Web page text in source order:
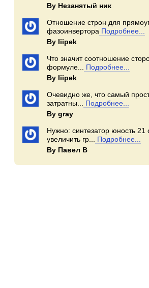
By Незанятый ник
Отношение строн для
фазоинвертора Подробнее...
By Iiipek
Что значит соотношение
формуле...
Подробнее...
By Iiipek
Очевидно же, что самый
затратны...
Подробнее...
By gray
Нужно: синтезатор юность 21
увеличить гр...
Подробнее...
By Павел В